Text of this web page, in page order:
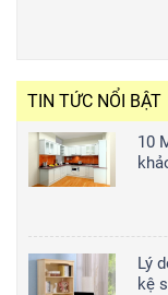
TIN TỨC NỔI BẬT
10
Lý
kệ